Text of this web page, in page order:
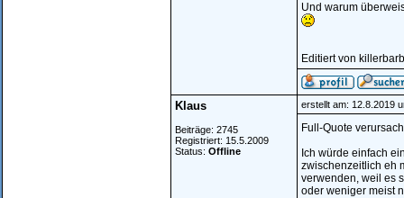
Und warum
Editiert von
Klaus
Beiträge: 2745
Registriert: 15.5.2009
Status: Offline
erstellt am: 12.8.2019
Full-Quote
Ich würde einfach
zwischenzeitlich eh
verwenden, weil es
oder weniger meist